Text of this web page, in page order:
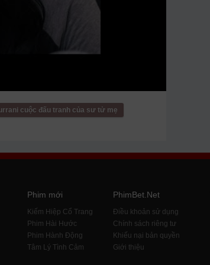
cuộc đấu tranh của sư tử mẹ
Phim mới
Kiếm Hiệp Cổ Trang
Phim Hài Hước
Phim Hành Động
Tâm Lý Tình Cảm
PhimBet.Net
Điều khoản sử dụng
Chính sách riêng tư
Khiếu nại bản quyền
Giới thiệu